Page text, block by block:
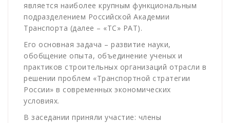
является наиболее крупным функциональным
подразделением Российской Академии
Транспорта (далее – «ТС» РАТ).
Его основная задача – развитие науки,
обобщение опыта, объединение ученых и
практиков строительных организаций отрасли в
решении проблем «Транспортной стратегии
России» в современных экономических
условиях.
В заседании приняли участие: члены